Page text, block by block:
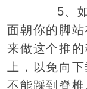
5、如
面朝你的脚
来做这个推
上，以免向
不能踩到脊